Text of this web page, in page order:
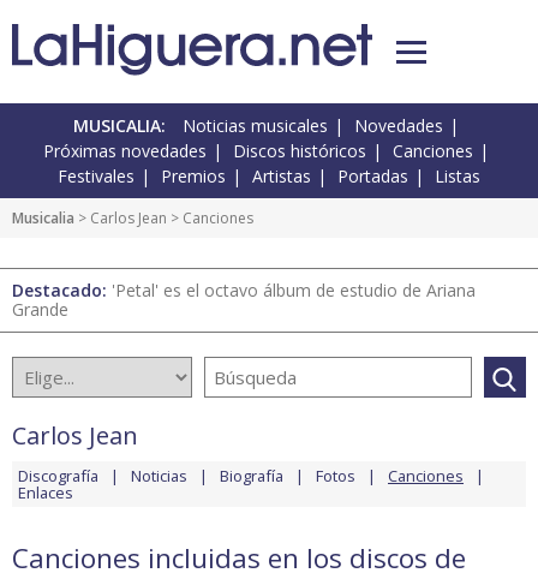
MUSICALIA: Noticias musicales
Novedades
Próximas novedades
Discos históricos
Canciones
Festivales
Premios Artistas Portadas Listas
Musicalia > Carlos Jean > Canciones
Destacado: 'Petal' es el octavo álbum de estudio de Ariana
Grande
Carlos Jean
Discografía Noticias Biografía Fotos Canciones
Enlaces
Canciones incluidas en los discos de